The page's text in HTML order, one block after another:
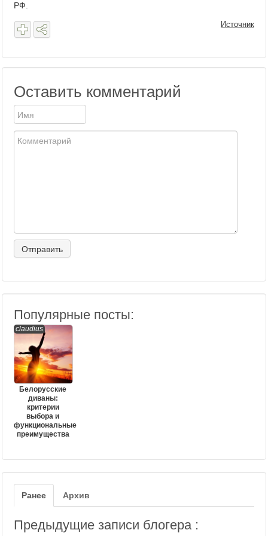
РФ.
Источник
Оставить комментарий
Популярные посты:
claudius
Белорусские
диваны:
критерии
выбора и
функциональные
преимущества
Ранее Архив
Предыдущие записи блогера :